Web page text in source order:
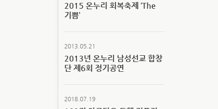
2015 온누리 회복축제 ‘The
기쁨’
2013.05.21
2013년 온누리 남성선교 합창
단 제6회 정기공연
2018.07.19